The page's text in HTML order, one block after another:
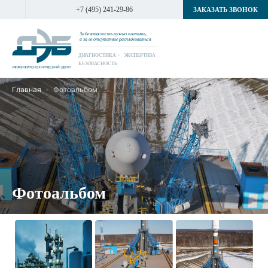
+7 (495) 241-29-86 ЗАКАЗАТЬ ЗВОНОК
За безопасность нужно платить,
а за ее отсутствие расплачиваться
ДИАГНОСТИКА ЭКСПЕРТИЗА
БЕЗОПАСНОСТЬ
Главная Фотоальбом
Фотоальбом